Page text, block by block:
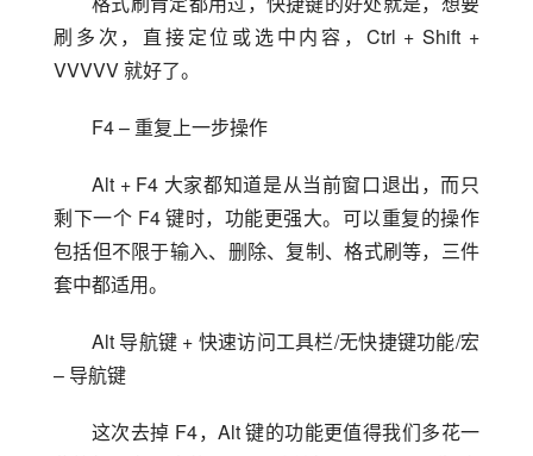
刷多次，直接定位或选中内容，Ctrl + Shift +
VVVVV 就好了。
F4 – 重复上一步操作
Alt + F4 大家都知道是从当前窗口退出，而只
剩下一个 F4 键时，功能更强大。可以重复的操作
包括但不限于输入、删除、复制、格式刷等，三件
套中都适用。
Alt 导航键 + 快速访问工具栏/无快捷键功能/宏
– 导航键
这次去掉 F4，Alt 键的功能更值得我们多花一